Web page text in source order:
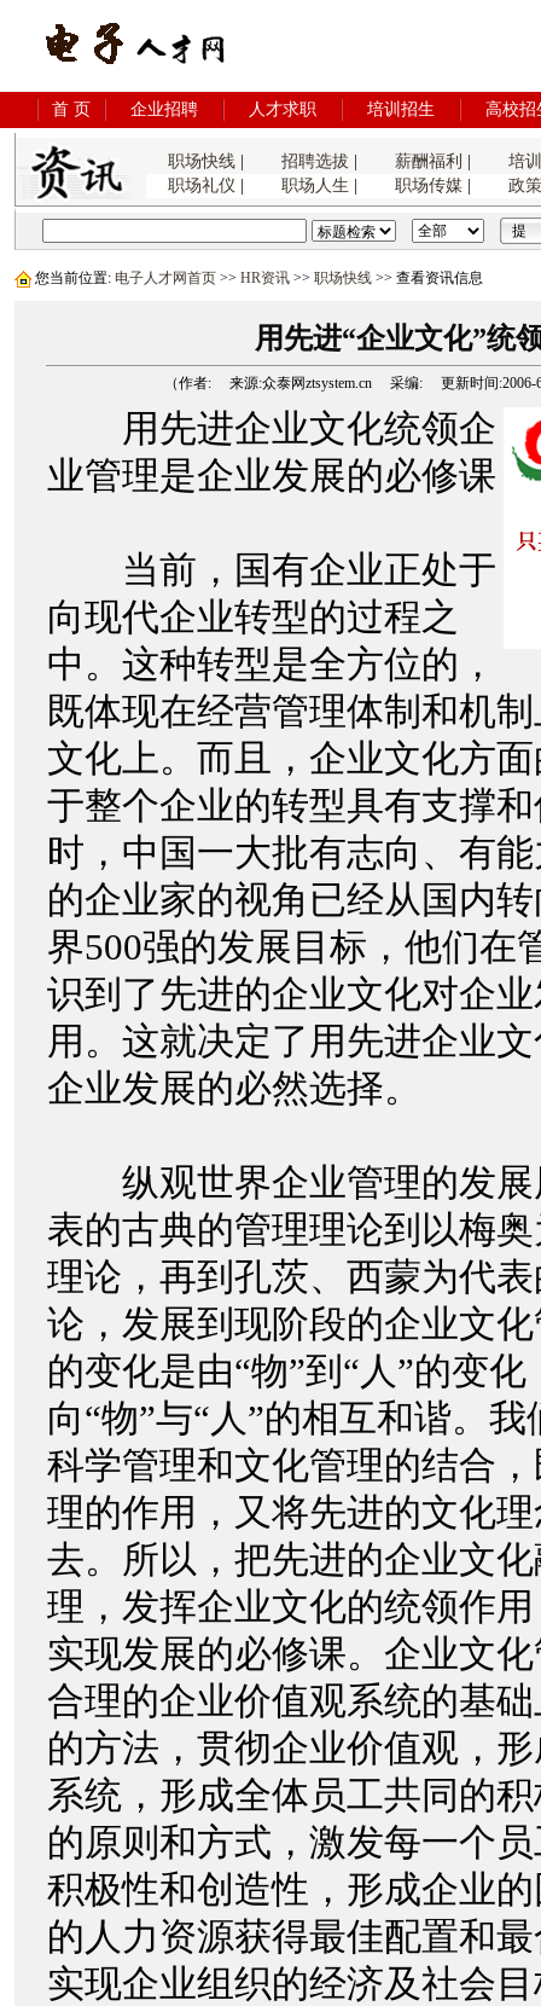
首 页 企业招聘 人才求职 培训招生 高校招
职场快线| 招聘选拔 薪酬福利
培
职场礼仪
职场人生 职场传媒| 政
您当前位置: 电子人才网首页 >> HR资讯 >> 职场快线 >> 查看资讯信息
用先进“企业文化”统
（作者: 来源:众泰网ztsystem.cn 采编: 更新时间:2006-
用先进企业文化统领企
业管理是企业发展的必修课
当前，国有企业正处于
向现代企业转型的过程之
中。这种转型是全方位的，
既体现在经营管理体制和机
文化上。而且，企业文化方
于整个企业的转型具有支撑
时，中国一大批有志向、有
的企业家的视角已经从国内
界500强的发展目标，他们在
识到了先进的企业文化对企
用。这就决定了用先进企业
企业发展的必然选择。
纵观世界企业管理的发展
表的古典的管理理论到以梅
理论，再到孔茨、西蒙为代
论，发展到现阶段的企业文
的变化是由“物”到“人”的变
向“物”与“人”的相互和谐。
科学管理和文化管理的结合
理的作用，又将先进的文化
去。所以，把先进的企业文
理，发挥企业文化的统领作
实现发展的必修课。企业文
合理的企业价值观系统的基
的方法，贯彻企业价值观，
系统，形成全体员工共同的
的原则和方式，激发每一个
积极性和创造性，形成企业
的人力资源获得最佳配置和
实现企业组织的经济及社会